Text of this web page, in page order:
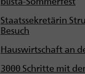
Staatssekretärin
Besuch
Hauswirtschaft an
3000 Schritte mit